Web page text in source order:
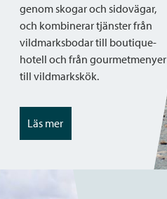
genom skogar och sidovägar,
och kombinerar tjänster från
vildmarksbodar till boutique-
hotell och från gourmetmenyer
till vildmarkskök.
Läs mer